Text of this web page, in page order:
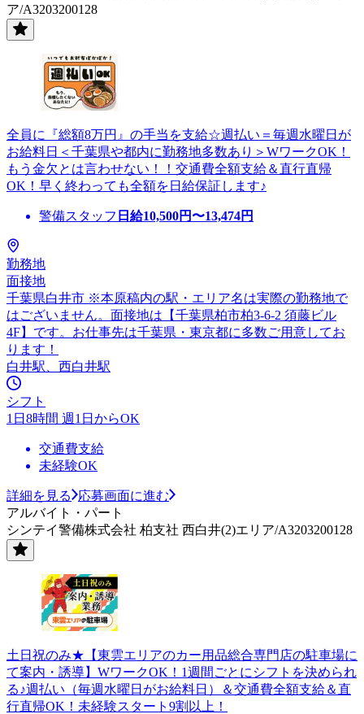
ア/A3203200128
全員に『総額8万円』の手当を支給☆週払い＝毎週水曜日が
お給料日＜千葉県や都内に勤務地多数あり＞WワークOK！
もう金欠とは言わせない！！交通費全額支給＆直行直帰
OK！早く終わっても全額を日給保証します♪
警備スタッフ 日給10,500円〜13,474円
勤務地
面接地
千葉県白井市 ※本原稿内の駅・エリア名は実際の勤務地で
はございません。面接地は【千葉県柏市柏3-6-2 須藤ビル
4F】です。お仕事先は千葉県・東京都に多数ご用意してお
ります！
白井駅、西白井駅
シフト
1日8時間 週1日からOK
交通費支給
未経験OK
詳細を見る
応募画面に進む
アルバイト・パート
シンテイ警備株式会社 柏支社 西白井(2)エリア/A3203200128
土日祝のみ★【東雲エリアのカー用品総合専門店の駐車場に
て案内・誘導】WワークOK！1週間ごとにシフトを決められ
る♪週払い（毎週水曜日がお給料日）＆交通費全額支給＆直
行直帰OK！未経験スタート9割以上！